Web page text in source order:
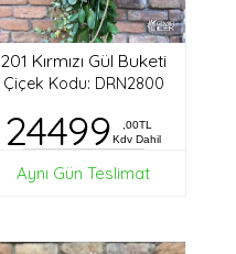
201 Kırmızı Gül Buketi
Çiçek Kodu: DRN2800
24499
,00TL
Kdv Dahil
Aynı Gün Teslimat